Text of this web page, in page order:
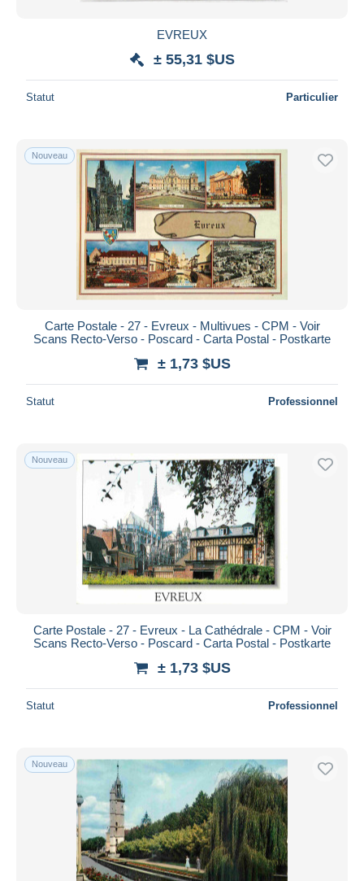
EVREUX
± 55,31 $US
Statut Particulier
Nouveau
Carte Postale - 27 - Evreux - Multivues - CPM - Voir
Scans Recto-Verso - Poscard - Carta Postal - Postkarte
± 1,73 $US
Statut Professionnel
Nouveau
Carte Postale - 27 - Evreux - La Cathédrale - CPM - Voir
Scans Recto-Verso - Poscard - Carta Postal - Postkarte
± 1,73 $US
Statut Professionnel
Nouveau